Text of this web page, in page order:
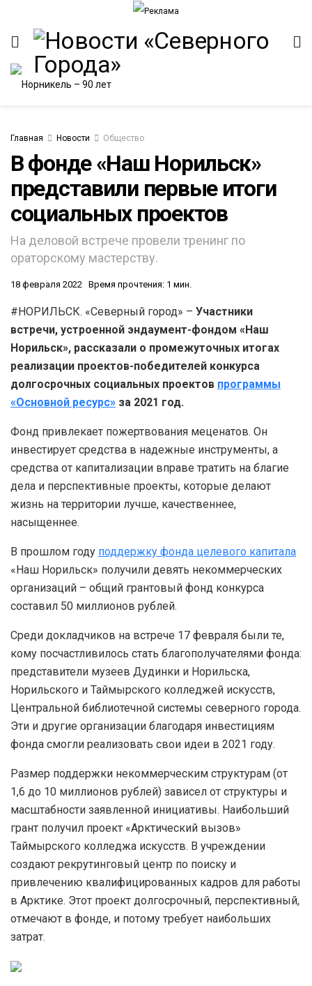
Главная Новости Общество
В фонде «Наш Норильск»
представили первые итоги
социальных проектов
На деловой встрече провели тренинг по
ораторскому мастерству.
18 февраля 2022 Время прочтения: 1 мин.
#НОРИЛЬСК. «Северный город» – Участники
встречи, устроенной эндаумент-фондом «Наш
Норильск», рассказали о промежуточных итогах
реализации проектов-победителей конкурса
долгосрочных социальных проектов программы
«Основной ресурс» за 2021 год.
Фонд привлекает пожертвования меценатов. Он
инвестирует средства в надежные инструменты, а
средства от капитализации вправе тратить на благие
дела и перспективные проекты, которые делают
жизнь на территории лучше, качественнее,
насыщеннее.
В прошлом году поддержку фонда целевого капитала
«Наш Норильск» получили девять некоммерческих
организаций – общий грантовый фонд конкурса
составил 50 миллионов рублей.
Среди докладчиков на встрече 17 февраля были те,
кому посчастливилось стать благополучателями фонда:
представители музеев Дудинки и Норильска,
Норильского и Таймырского колледжей искусств,
Центральной библиотечной системы северного города.
Эти и другие организации благодаря инвестициям
фонда смогли реализовать свои идеи в 2021 году.
Размер поддержки некоммерческим структурам (от
1,6 до 10 миллионов рублей) зависел от структуры и
масштабности заявленной инициативы. Наибольший
грант получил проект «Арктический вызов»
Таймырского колледжа искусств. В учреждении
создают рекрутинговый центр по поиску и
привлечению квалифицированных кадров для работы
в Арктике. Этот проект долгосрочный, перспективный,
отмечают в фонде, и потому требует наибольших
затрат.